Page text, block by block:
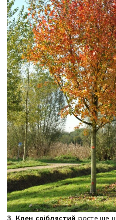
3. Клен сріблястий росте ще